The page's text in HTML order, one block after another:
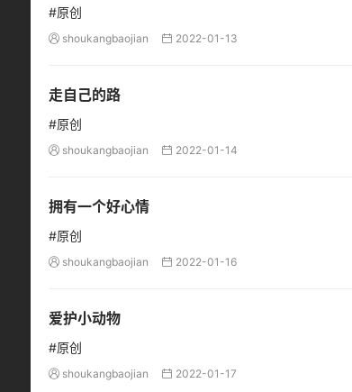
#原创
 shoukangbaojian  2022-01-13
走自己的路
#原创
 shoukangbaojian  2022-01-14
拥有一个好心情
#原创
 shoukangbaojian  2022-01-16
爱护小动物
#原创
 shoukangbaojian  2022-01-17